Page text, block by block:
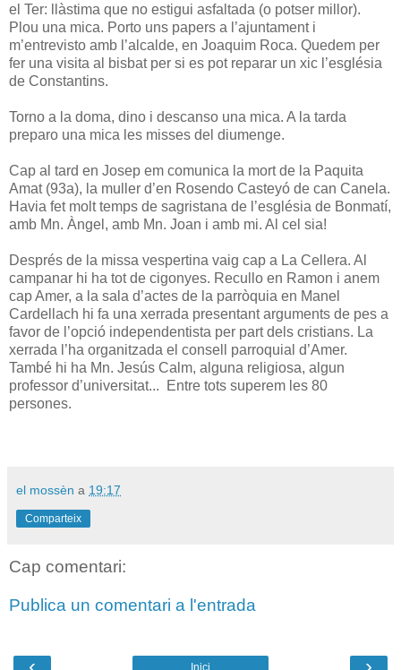
el Ter: llàstima que no estigui asfaltada (o potser millor).
Plou una mica. Porto uns papers a l’ajuntament i
m’entrevisto amb l’alcalde, en Joaquim Roca. Quedem per
fer una visita al bisbat per si es pot reparar un xic l’església
de Constantins.
Torno a la doma, dino i descanso una mica. A la tarda
preparo una mica les misses del diumenge.
Cap al tard en Josep em comunica la mort de la Paquita
Amat (93a), la muller d’en Rosendo Casteyó de can Canela.
Havia fet molt temps de sagristana de l’església de Bonmatí,
amb Mn. Àngel, amb Mn. Joan i amb mi. Al cel sia!
Després de la missa vespertina vaig cap a La Cellera. Al
campanar hi ha tot de cigonyes. Recullo en Ramon i anem
cap Amer, a la sala d’actes de la parròquia en Manel
Cardellach hi fa una xerrada presentant arguments de pes a
favor de l’opció independentista per part dels cristians. La
xerrada l’ha organitzada el consell parroquial d’Amer.
També hi ha Mn. Jesús Calm, alguna religiosa, algun
professor d’universitat... Entre tots superem les 80
persones.
el mossèn a 19:17
Comparteix
Cap comentari:
Publica un comentari a l'entrada
Inici